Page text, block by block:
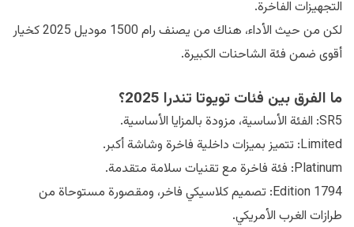
التجهيزات الفاخرة.
لكن من حيث الأداء، هناك من يصنف رام 1500 موديل 2025 كخيار
أقوى ضمن فئة الشاحنات الكبيرة.
ما الفرق بين فئات تويوتا تندرا 2025؟
SR5: الفئة الأساسية، مزودة بالمزايا الأساسية.
Limited: تتميز بميزات داخلية فاخرة وشاشة أكبر.
Platinum: فئة فاخرة مع تقنيات سلامة متقدمة.
1794 Edition: تصميم كلاسيكي فاخر، ومقصورة مستوحاة من
طرازات الغرب الأمريكي.